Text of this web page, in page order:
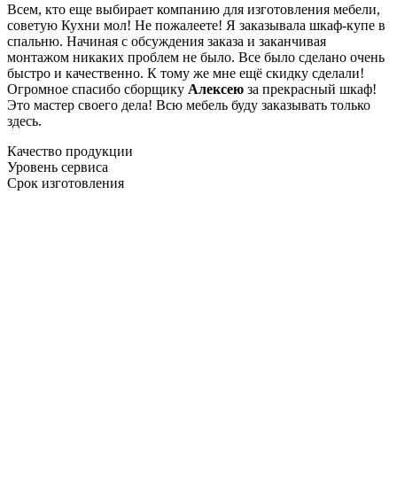
Всем, кто еще выбирает компанию для изготовления мебели,
советую Кухни мол! Не пожалеете! Я заказывала шкаф-купе в
спальню. Начиная с обсуждения заказа и заканчивая
монтажом никаких проблем не было. Все было сделано очень
быстро и качественно. К тому же мне ещё скидку сделали!
Огромное спасибо сборщику Алексею за прекрасный шкаф!
Это мастер своего дела! Всю мебель буду заказывать только
здесь.
Качество продукции
Уровень сервиса
Срок изготовления